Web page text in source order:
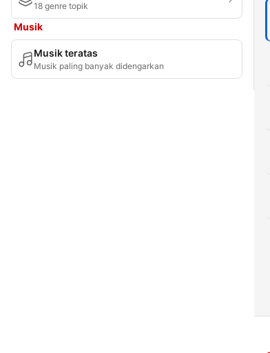
18 genre topik
Musik
Musik teratas
Musik paling banyak didengarkan